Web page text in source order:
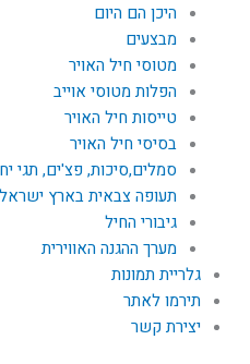
היכן הם היום
מבצעים
מטוסי חיל האויר
הפלות מטוסי אוייב
טייסות חיל האויר
בסיסי חיל האויר
סמלים,סיכות, פצ'ים, תגי
תעופה צבאית בארץ ישראל
גיבורי החיל
מערך ההגנה האווירית
גלריית תמונות
תירמו לאתר
יצירת קשר